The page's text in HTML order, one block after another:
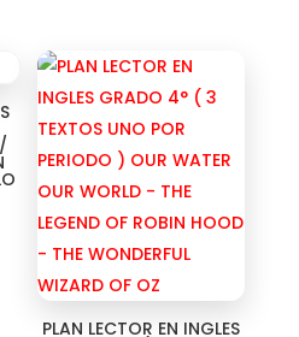
PLAN LECTOR EN INGLES